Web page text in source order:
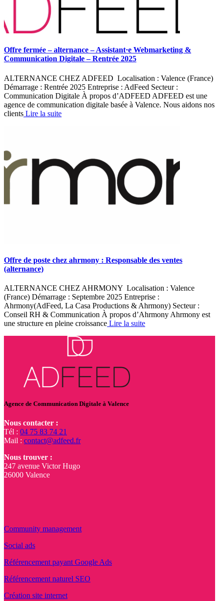
Offre fermée – alternance – Assistant·e Webmarketing &
Communication Digitale – Rentrée 2025
ALTERNANCE CHEZ ADFEED Localisation : Valence (France)
Démarrage : Rentrée 2025 Entreprise : AdFeed Secteur :
Communication Digitale À propos d’ADFEED ADFEED est une
agence de communication digitale basée à Valence. Nous aidons nos
clients Lire la suite
Offre de poste chez ahrmony : Responsable des ventes
(alternance)
ALTERNANCE CHEZ AHRMONY Localisation : Valence
(France) Démarrage : Septembre 2025 Entreprise :
Ahrmony(AdFeed, La Casa Productions & Ahrmony) Secteur :
Conseil RH & Communication À propos d’Ahrmony Ahrmony est
une structure en pleine croissance Lire la suite
Agence de Communication Digitale à Valence
Nous contacter :
Tél : 04 75 83 74 21
Mail : contact@adfeed.fr
Nous trouver :
247 avenue Victor Hugo
26000 Valence
Community management
Social ads
Référencement payant Google Ads
Référencement naturel SEO
Création site internet